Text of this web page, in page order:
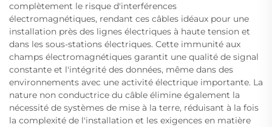
complètement le risque d'interférences
électromagnétiques, rendant ces câbles idéaux pour une
installation près des lignes électriques à haute tension et
dans les sous-stations électriques. Cette immunité aux
champs électromagnétiques garantit une qualité de signal
constante et l'intégrité des données, même dans des
environnements avec une activité électrique importante. La
nature non conductrice du câble élimine également la
nécessité de systèmes de mise à la terre, réduisant à la fois
la complexité de l'installation et les exigences en matière